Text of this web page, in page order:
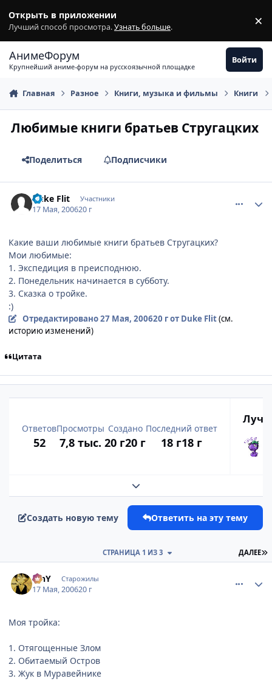
Открыть в приложении
Лучший способ просмотра.Узнать больше. ×
АнимеФорум
Крупнейший аниме-форум на русскоязычной площадке
Войти
Главная Разное Книги, музыка и фильмы Книги
Любимые книги братьев Стругацких
Поделиться Подписчики
Duke Flit Участники
17 Мая, 200620 г
Какие ваши любимые книги братьев Стругацких?
Мои любимые:
1. Экспедиция в преисподнюю.
2. Понедельник начинается в субботу.
3. Сказка о тройке.
:)
Отредактировано27 Мая, 200620 гот Duke Flit(см.
историю изменений)
Цитата
Ответов
52
Просмотры
7,8 тыс.
Создано
20 г20 г
Последний ответ
18 г18 г
Развернуть обзор темы
Создать новую тему Ответить на эту тему
ДАЛЕЕ
СТРАНИЦА 1 ИЗ 3
MnY Старожилы
17 Мая, 200620 г
Моя тройка:
1. Отягощенные Злом
2. Обитаемый Остров
3. Жук в Муравейнике